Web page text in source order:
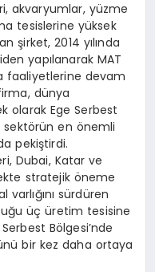
akvaryumlar, yüzme
tesislerine yüksek
şirket, 2014 yılında
yapılanarak MAT
faaliyetlerine devam
dünya
olarak Ege Serbest
sektörün en önemli
pekiştirdi.
Dubai, Katar ve
stratejik öneme
sürdüren
üç üretim tesisine
Bölgesi’nde
bir kez daha ortaya